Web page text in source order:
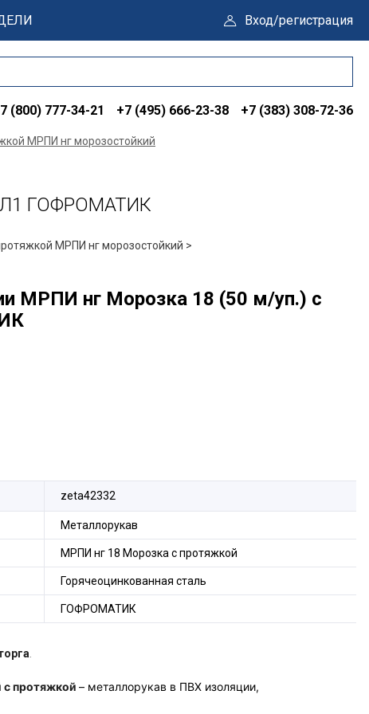
Вход/регистрация
(800) 777-34-21 +7 (495) 666-23-38 +7 (383) 308-72-36
МРПИ нг морозостойкий
ГОФРОМАТИК
МРПИ нг морозостойкий >
МРПИ нг Морозка 18 (50 м/уп.) с
zeta42332
Металлорукав
МРПИ нг 18 Морозка с протяжкой
Горячеоцинкованная сталь
ГОФРОМАТИК
с протяжкой– металлорукав в ПВХ изоляции,
ленты, предназначен для механической защиты